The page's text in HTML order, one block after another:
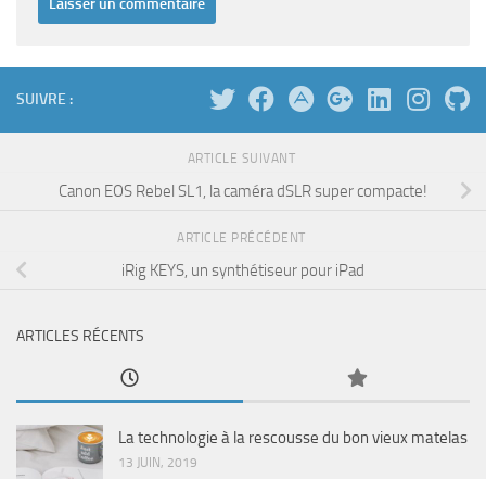
SUIVRE :
ARTICLE SUIVANT
Canon EOS Rebel SL1, la caméra dSLR super compacte!
ARTICLE PRÉCÉDENT
iRig KEYS, un synthétiseur pour iPad
ARTICLES RÉCENTS
La technologie à la rescousse du bon vieux matelas
13 JUIN, 2019